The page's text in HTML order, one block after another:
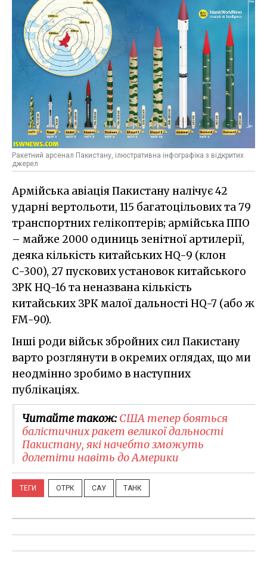
Ракетний арсенал Пакистану, ілюстративна інфографіка з відкритих
джерел
Армійська авіація Пакистану налічує 42
ударні вертольоти, 115 багатоцільових та 79
транспортних гелікоптерів; армійська ППО
– майже 2000 одиниць зенітної артилерії,
деяка кількість китайських HQ-9 (клон
С-300), 27 пускових установок китайського
ЗРК HQ-16 та неназвана кількість
китайських ЗРК малої дальності HQ-7 (або ж
FM-90).
Інші роди військ збройних сил Пакистану
варто розглянути в окремих оглядах, що ми
неодмінно зробимо в наступних
публікаціях.
Читайте також:США тепер бояться
балістичних ракет великої дальності
Пакистану, які начебто зможуть
долетіти навіть до Америки
ТЕГИ ОТРК САУ ТАНК